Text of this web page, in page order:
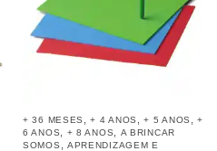
+ 36 MESES ,+ 4 ANOS ,+ 5 ANOS ,+
6 ANOS
+ 8 ANOS
A BRINCAR
SOMOS
APRENDIZAGEM E